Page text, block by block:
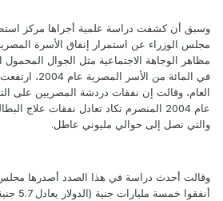
وسبق أن كشفت دراسة علمية أجراها مركز
مجلس الوزراء عن استمرار إنفاق الأسرة
العام، وقالت إن نفقات دردشة المصريين على
عام 2004 المنصرم تكاد تعادل نفقات علاج
والتي تصل إلى حوالي مليوني عاطل.
وقالت أحدث دراسة في هذا الصدد أصدرها مجلس
أنفقوا